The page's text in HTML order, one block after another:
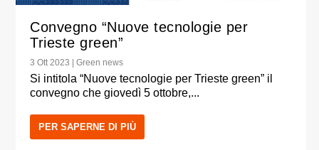
Convegno “Nuove tecnologie per
Trieste green”
3 Ott 2023 |Green news
Si intitola “Nuove tecnologie per Trieste green” il
convegno che giovedì 5 ottobre,...
PER SAPERNE DI PIÙ